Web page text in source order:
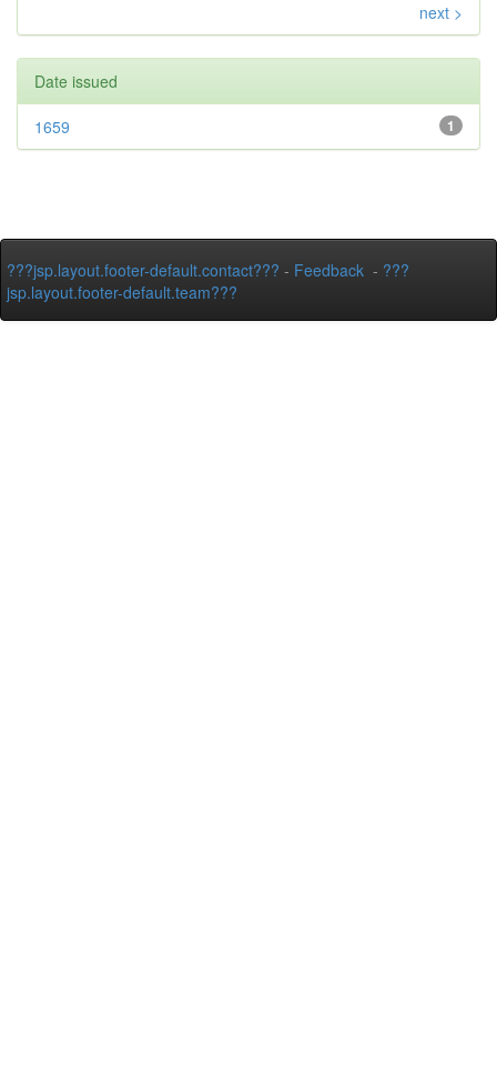
next >
Date issued
1
1659
???jsp.layout.footer-default.contact??? - Feedback - ???
jsp.layout.footer-default.team???